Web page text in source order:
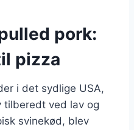
pork:
pizza
i det sydlige USA,
ved lav og
svinekød, blev